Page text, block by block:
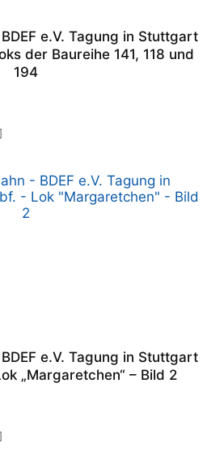
e.V. Tagung in Stuttgart
der Baureihe 141, 118 und
194
e.V. Tagung in Stuttgart
„Margaretchen“ – Bild 2